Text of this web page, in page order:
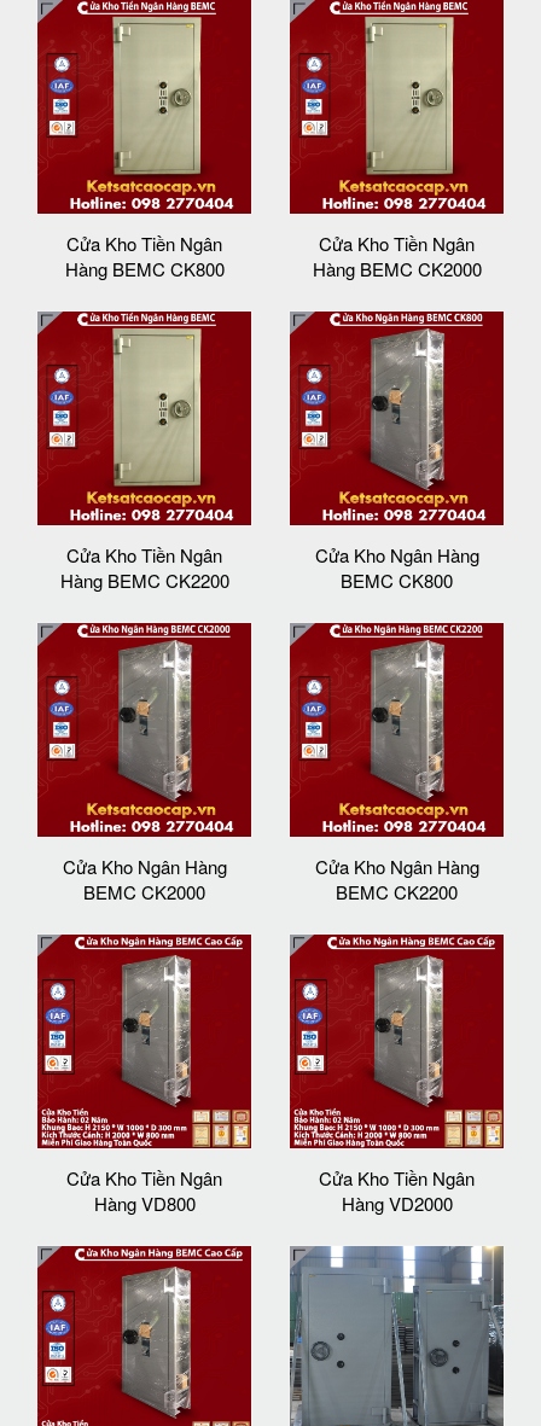
Cửa Kho Tiền Ngân
Hàng BEMC CK800
Cửa Kho Tiền Ngân
Hàng BEMC CK2000
Cửa Kho Tiền Ngân
Hàng BEMC CK2200
Cửa Kho Ngân Hàng
BEMC CK800
Cửa Kho Ngân Hàng
BEMC CK2000
Cửa Kho Ngân Hàng
BEMC CK2200
Cửa Kho Tiền Ngân
Hàng VD800
Cửa Kho Tiền Ngân
Hàng VD2000